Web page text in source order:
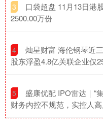
3
口袋超盘 11月13日港
2500.00万份
4
灿星财富 海伦钢琴近
股东浮盈4.8亿关联企业仅
5
盛康优配 IPO雷达｜“
财务内控不规范，实控人